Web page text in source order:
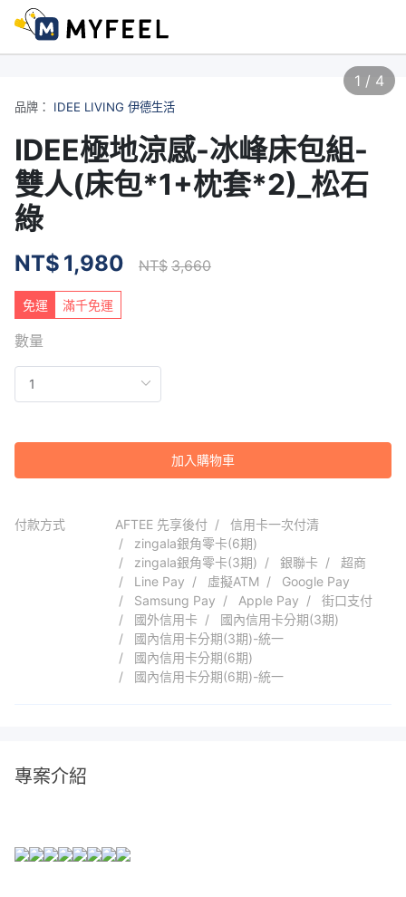
1 / 4
品牌： IDEE LIVING 伊德生活
IDEE極地涼感-冰峰床包組-
雙人(床包*1+枕套*2)_松石
綠
NT$ 1,980 NT$ 3,660
免運 滿千免運
數量
加入購物車
付款方式 AFTEE 先享後付
信用卡一次付清
zingala銀角零卡(6期)
zingala銀角零卡(3期)
銀聯卡
超商
Line Pay
虛擬ATM
Google Pay
Samsung Pay
Apple Pay
街口支付
國外信用卡
國內信用卡分期(3期)
國內信用卡分期(3期)-統一
國內信用卡分期(6期)
國內信用卡分期(6期)-統一
專案介紹